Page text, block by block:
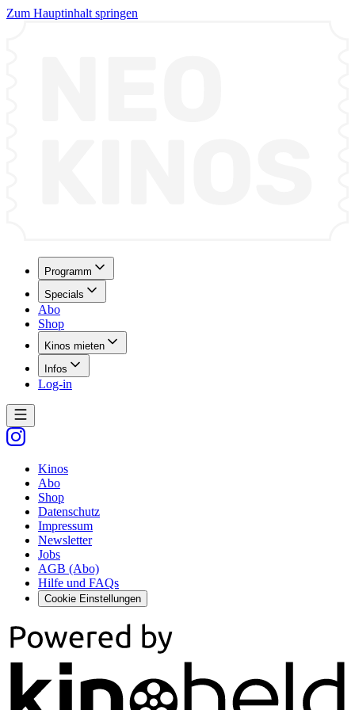
Zum Hauptinhalt springen
Programm
Specials
Abo
Shop
Kinos mieten
Infos
Log-in
Kinos
Abo
Shop
Datenschutz
Impressum
Newsletter
Jobs
AGB (Abo)
Hilfe und FAQs
Cookie Einstellungen